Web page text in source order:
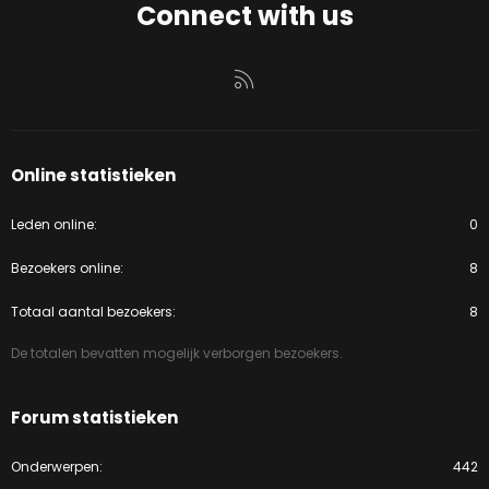
Connect with us
Online statistieken
Leden online 0
Bezoekers online 8
Totaal aantal bezoekers 8
De totalen bevatten mogelijk verborgen bezoekers.
Forum statistieken
Onderwerpen 442